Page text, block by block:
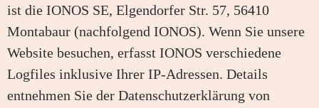
ist die IONOS SE, Elgendorfer Str. 57, 56410
Montabaur (nachfolgend IONOS). Wenn Sie unsere
Website besuchen, erfasst IONOS verschiedene
Logfiles inklusive Ihrer IP-Adressen. Details
entnehmen Sie der Datenschutzerklärung von